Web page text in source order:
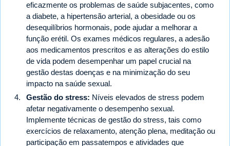
eficazmente os problemas de saúde subjacentes, como
a diabete, a hipertensão arterial, a obesidade ou os
desequilíbrios hormonais, pode ajudar a melhorar a
função erétil. Os exames médicos regulares, a adesão
aos medicamentos prescritos e as alterações do estilo
de vida podem desempenhar um papel crucial na
gestão destas doenças e na minimização do seu
impacto na saúde sexual.
Gestão do stress: Níveis elevados de stress podem
afetar negativamente o desempenho sexual.
Implemente técnicas de gestão do stress, tais como
exercícios de relaxamento, atenção plena, meditação ou
participação em passatempos e atividades que